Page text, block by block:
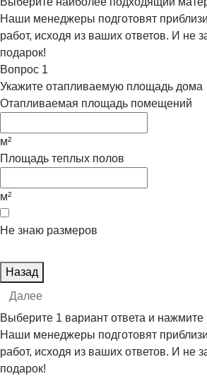
Наши менеджеры подготовят
работ, исходя из ваших ответов. И не
подарок!
Вопрос 1
Укажите отапливаемую площадь дома
Отапливаемая площадь помещений
м²
Площадь теплых полов
м²
Не знаю размеров
Назад
Далее
Выберите 1 вариант ответа и нажмите
Наши менеджеры подготовят
работ, исходя из ваших ответов. И не
подарок!